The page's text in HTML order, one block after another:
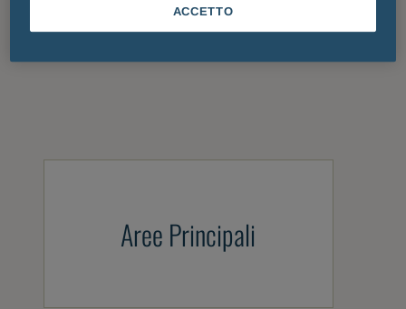
Aree Principali
ACCETTO